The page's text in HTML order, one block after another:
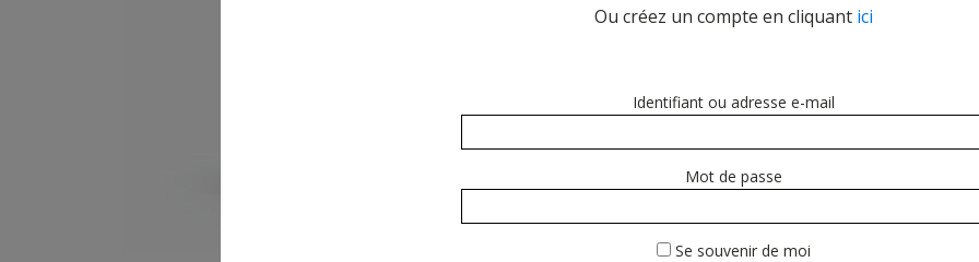
Ou créez un compte en cliquant ici
Identifiant ou adresse e-mail
Mot de passe
Se souvenir de moi